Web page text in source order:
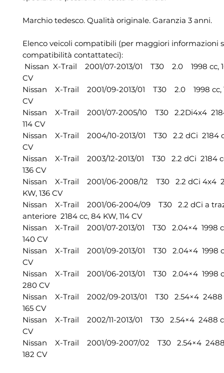
Marchio tedesco. Qualità originale. Garanzia 3 anni.
Elenco veicoli compatibili (per maggiori informazioni
compatibilità contattateci):
Nissan X-Trail 2001/07-2013/01 T30 2.0 1998 cc,
CV
Nissan X-Trail 2001/09-2013/01 T30 2.0 1998 cc,
CV
Nissan X-Trail 2001/07-2005/10 T30 2.2Di4x4
114 CV
Nissan X-Trail 2004/10-2013/01 T30 2.2 dCi 2184
CV
Nissan X-Trail 2003/12-2013/01 T30 2.2 dCi 2184
136 CV
Nissan X-Trail 2001/06-2008/12 T30 2.2 dCi 4x4
KW, 136 CV
Nissan X-Trail 2001/06-2004/09 T30 2.2 dCi a
anteriore 2184 cc, 84 KW, 114 CV
Nissan X-Trail 2001/07-2013/01 T30 2.04×4 1998
140 CV
Nissan X-Trail 2001/09-2013/01 T30 2.04×4 1998 cc,
CV
Nissan X-Trail 2001/06-2013/01 T30 2.04×4 1998
280 CV
Nissan X-Trail 2002/09-2013/01 T30 2.54×4 2488
165 CV
Nissan X-Trail 2002/11-2013/01 T30 2.54×4 2488
CV
Nissan X-Trail 2001/09-2007/02 T30 2.54×4 2488
182 CV